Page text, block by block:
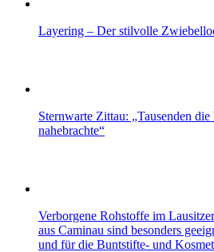
Layering – Der stilvolle
Sternwarte Zittau: „Tausenden
nahebrachte“
Verborgene Rohstoffe im
aus Caminau sind besonders
und für die Buntstifte- und